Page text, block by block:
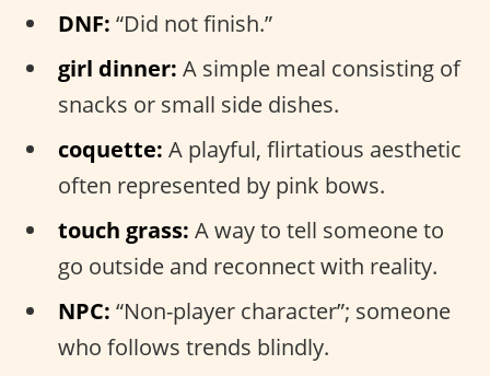
DNF: “Did not finish.”
girl dinner: A simple meal consisting of
snacks or small side dishes.
coquette: A playful, flirtatious aesthetic
often represented by pink bows.
touch grass: A way to tell someone to
go outside and reconnect with reality.
NPC: “Non-player character”; someone
who follows trends blindly.